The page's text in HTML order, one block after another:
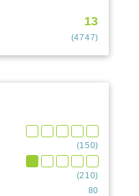
13
(4747)
(150)
(210)
80